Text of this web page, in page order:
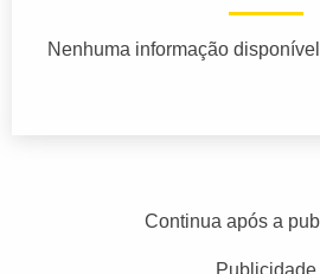
Nenhuma informação
Continua após a
Publicidade